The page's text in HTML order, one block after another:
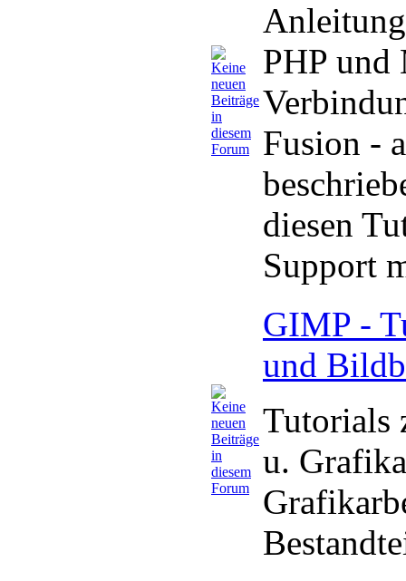
PHP
Fusion -
diesen
Support
GIMP -
und
Tutorials
u.